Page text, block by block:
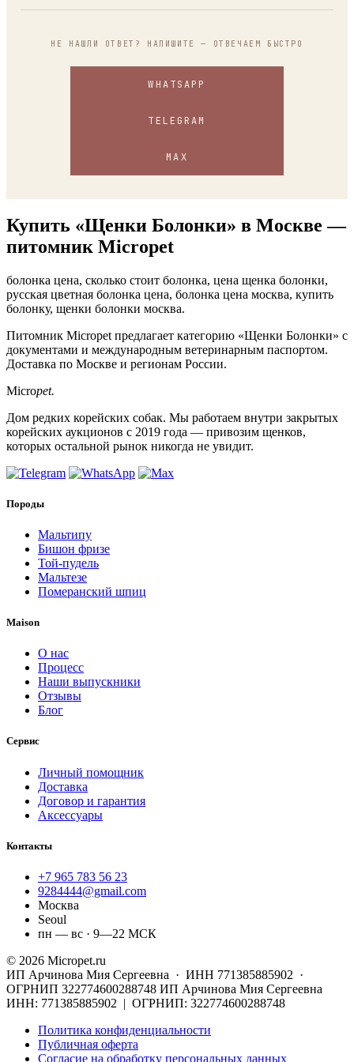
гарантией замены щенка. Также мы сопровождаем
ветеринарии в течение всей жизни малыша.
вес около 1,5 кг. «Микро» — чуть крупнее, около 2,5
Точный размер мы прогнозируем по родителям и
НЕ НАШЛИ ОТВЕТ? НАПИШИТЕ — ОТВЕЧАЕМ БЫСТРО
WHATSAPP
TELEGRAM
MAX
Купить «Щенки Болонки» в Москве —
питомник Micropet
болонка цена, сколько стоит болонка, цена щенка болонки,
русская цветная болонка цена, болонка цена москва, купить
болонку, щенки болонки москва.
Питомник Micropet предлагает категорию «Щенки Болонки» с
документами и международным ветеринарным паспортом.
Доставка по Москве и регионам России.
Micropet.
Дом редких корейских собак. Мы работаем внутри закрытых
корейских аукционов с 2019 года — привозим щенков,
которых остальной рынок никогда не увидит.
Породы
Мальтипу
Бишон фризе
Той-пудель
Мальтезе
Померанский шпиц
Maison
О нас
Процесс
Наши выпускники
Отзывы
Блог
Сервис
Личный помощник
Доставка
Договор и гарантия
Аксессуары
Контакты
+7 965 783 56 23
9284444@gmail.com
Москва
Seoul
пн — вс · 9—22 МСК
© 2026 Micropet.ru
ИП Арчинова Мия Сергеевна · ИНН 771385885902 ·
ОГРНИП 322774600288748 ИП Арчинова Мия Сергеевна
ИНН: 771385885902 | ОГРНИП: 322774600288748
Политика конфиденциальности
Публичная оферта
Согласие на обработку персональных данных